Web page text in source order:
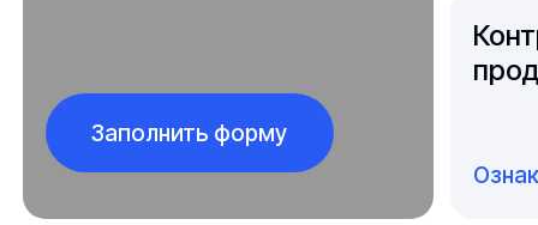
Заполнить форму